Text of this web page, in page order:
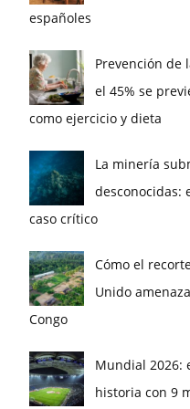
españoles
Prevención de
el 45% se
como ejercicio y dieta
La minería
desconocidas:
caso crítico
Cómo el
Unido
Congo
Mundial 2026:
historia con 9